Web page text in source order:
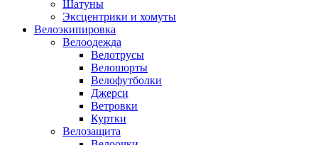
Шатуны
Эксцентрики и хомуты
Велоэкипировка
Велоодежда
Велотрусы
Велошорты
Велофутболки
Джерси
Ветровки
Куртки
Велозащита